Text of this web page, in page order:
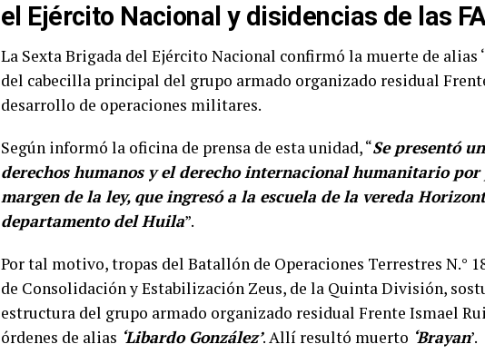
el Ejército Nacional y disidencias de las
La Sexta Brigada del Ejército Nacional confirmó la muerte de alias
del cabecilla principal del grupo armado organizado residual
desarrollo de operaciones militares.
Según informó la oficina de prensa de esta unidad, “Se presentó
derechos humanos y el derecho internacional humanitario
margen de la ley, que ingresó a la escuela de la vereda
departamento del Huila”.
Por tal motivo, tropas del Batallón de Operaciones Terrestres N.°
de Consolidación y Estabilización Zeus, de la Quinta División,
estructura del grupo armado organizado residual Frente Ismael
órdenes de alias ‘Libardo González’. Allí resultó muerto ‘Brayan’.